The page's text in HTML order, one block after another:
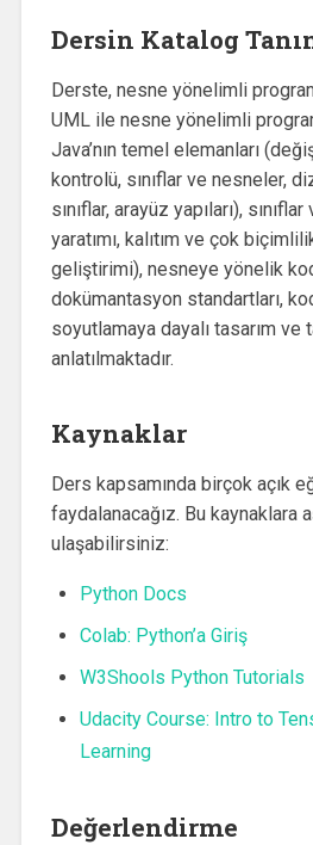
Dersin Katalog
Derste, nesne yönelimli
UML ile nesne yönelimli
Java’nın temel elemanları
kontrolü, sınıflar ve nesneler,
sınıflar, arayüz yapıları), sınıflar
yaratımı, kalıtım ve çok
geliştirimi), nesneye yönelik
dokümantasyon standartları,
soyutlamaya dayalı tasarım ve
anlatılmaktadır.
Kaynaklar
Ders kapsamında birçok açık
faydalanacağız. Bu kaynaklara
ulaşabilirsiniz:
Python Docs
Colab: Python’a Giriş
W3Shools Python Tutorials
Udacity Course: Intro to
Learning
Değerlendirme